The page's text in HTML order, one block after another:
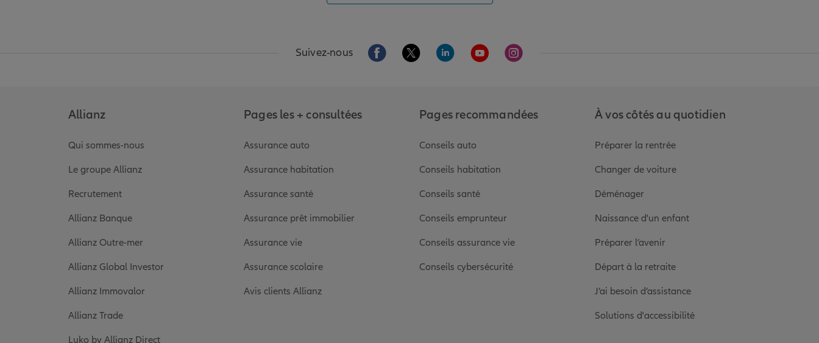
Suivez-nous Aller sur la page Facebook de Allianz
Aller sur la page Twitter de Allianz
Aller sur la page Linkedin de Allianz
Aller sur la page Youtube de Allianz
Aller sur la page Instagram de Allianz
Allianz
Qui sommes-nous
Le groupe Allianz
Recrutement
Allianz Banque
Allianz Outre-mer
Allianz Global Investor
Allianz Immovalor
Allianz Trade
Luko by Allianz Direct
Pages les + consultées
Assurance auto
Assurance habitation
Assurance santé
Assurance prêt immobilier
Assurance vie
Assurance scolaire
Avis clients Allianz
Pages recommandées
Conseils auto
Conseils habitation
Conseils santé
Conseils emprunteur
Conseils assurance vie
Conseils cybersécurité
À vos côtés au quotidien
Préparer la rentrée
Changer de voiture
Déménager
Naissance d'un enfant
Préparer l’avenir
Départ à la retraite
J’ai besoin d’assistance
Solutions d'accessibilité